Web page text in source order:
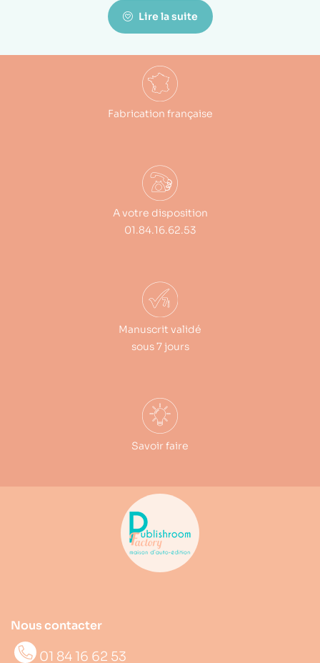
Lire la suite
Fabrication française
A votre disposition
01.84.16.62.53
Manuscrit validé
sous 7 jours
Savoir faire
Nous contacter
01 84 16 62 53